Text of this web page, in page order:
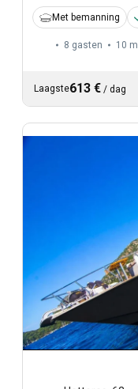
Met bemanning
8 gasten 10 m
Laagste613 € / dag